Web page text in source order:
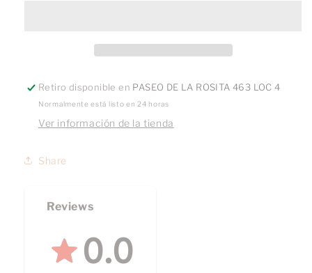
Retiro disponible en PASEO DE LA ROSITA 463 LOC 4
Normalmente está listo en 24 horas
Ver información de la tienda
Share
Reviews
0.0